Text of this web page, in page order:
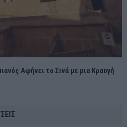
Αφήνει το Σινά με μια Κραυγή